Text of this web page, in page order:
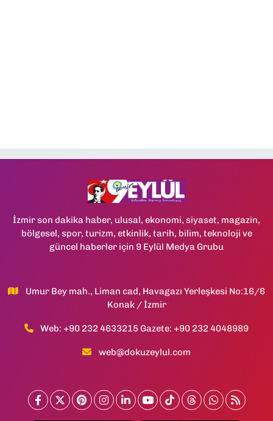
İzmir son dakika haber, ulusal, ekonomi, siyaset, magazin,
bölgesel, spor, turizm, etkinlik, tarih, bilim, teknoloji ve
güncel haberler için 9 Eylül Medya Grubu
Umur Bey mah., Liman cad, Havagazı Yerleşkesi No:16/6
Konak / İzmir
Web: +90 232 4633215 Gazete: +90 232 4048989
web@dokuzeylul.com